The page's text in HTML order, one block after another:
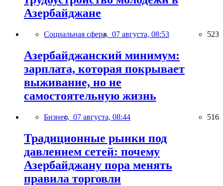
Азербайджане
Социальная сфера, 07 августа, 08:53 523
Азербайджанский минимум:
зарплата, которая покрывает
выживание, но не
самостоятельную жизнь
Бизнес, 07 августа, 08:44 516
Традиционные рынки под
давлением сетей: почему
Азербайджану пора менять
правила торговли